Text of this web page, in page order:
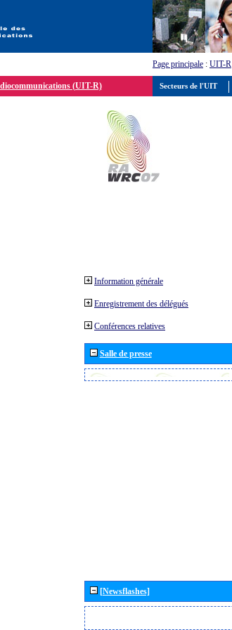
Page principale : UIT-R
(UIT-R)
Information générale
Enregistrement des délégués
Conférences relatives
Salle de presse
[Newsflashes]
Secteurs de l'UIT